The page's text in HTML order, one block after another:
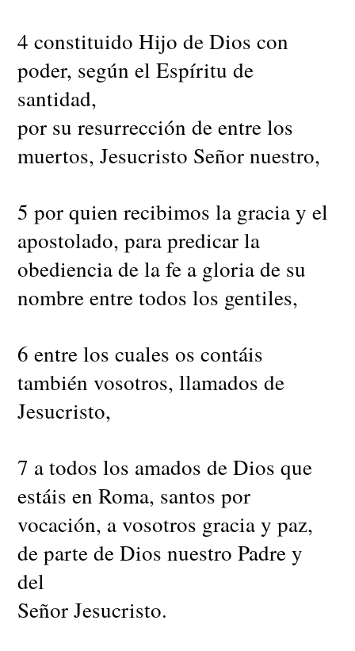
4 constituido Hijo de Dios con
poder, según el Espíritu de
santidad,
por su resurrección de entre los
muertos, Jesucristo Señor nuestro,
5 por quien recibimos la gracia y el
apostolado, para predicar la
obediencia de la fe a gloria de su
nombre entre todos los gentiles,
6 entre los cuales os contáis
también vosotros, llamados de
Jesucristo,
7 a todos los amados de Dios que
estáis en Roma, santos por
vocación, a vosotros gracia y paz,
de parte de Dios nuestro Padre y
del
Señor Jesucristo.